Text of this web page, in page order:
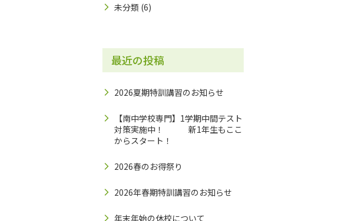
未分類 (6)
最近の投稿
2026夏期特訓講習のお知らせ
【南中学校専門】1学期中間テスト
対策実施中！ 新1年生もここ
からスタート！
2026春のお得祭り
2026年春期特訓講習のお知らせ
年末年始の休校について